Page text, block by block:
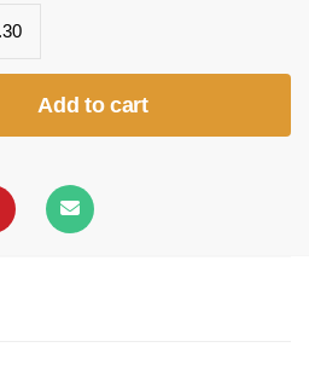
Add to cart